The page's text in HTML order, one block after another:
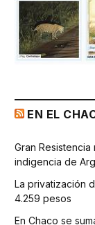
EN EL
Gran
indigencia de
La privatización
4.259 pesos
En Chaco se